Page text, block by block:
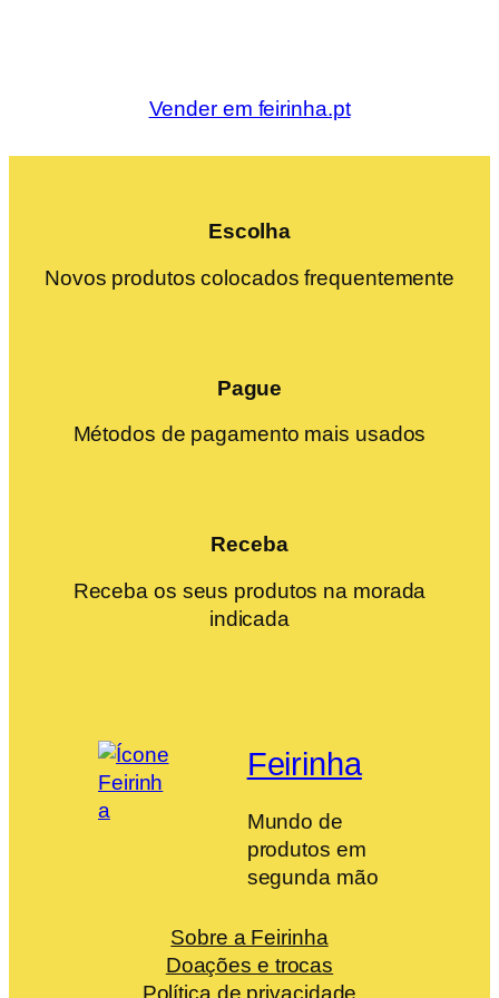
Vender em feirinha.pt
Escolha
Novos produtos colocados frequentemente
Pague
Métodos de pagamento mais usados
Receba
Receba os seus produtos na morada
indicada
Feirinha
Mundo de
produtos em
segunda mão
Sobre a Feirinha
Doações e trocas
Política de privacidade